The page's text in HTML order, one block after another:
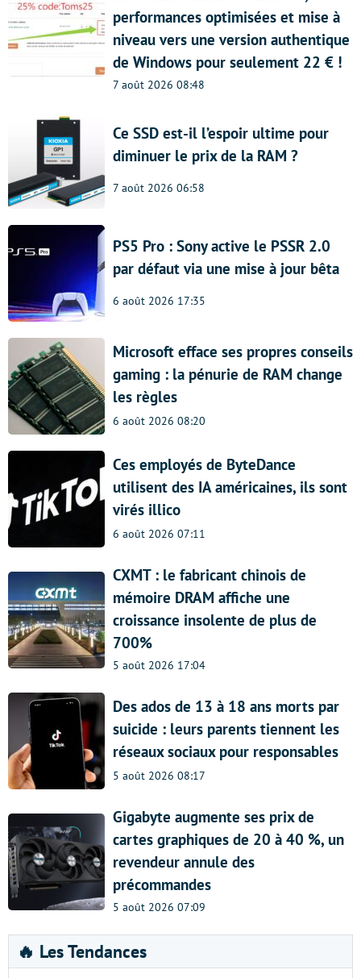
performances optimisées et mise à
niveau vers une version authentique
de Windows pour seulement 22 € !
7 août 2026 08:48
Ce SSD est-il l’espoir ultime pour
diminuer le prix de la RAM ?
7 août 2026 06:58
PS5 Pro : Sony active le PSSR 2.0
par défaut via une mise à jour bêta
6 août 2026 17:35
Microsoft efface ses propres conseils
gaming : la pénurie de RAM change
les règles
6 août 2026 08:20
Ces employés de ByteDance
utilisent des IA américaines, ils sont
virés illico
6 août 2026 07:11
CXMT : le fabricant chinois de
mémoire DRAM affiche une
croissance insolente de plus de
700%
5 août 2026 17:04
Des ados de 13 à 18 ans morts par
suicide : leurs parents tiennent les
réseaux sociaux pour responsables
5 août 2026 08:17
Gigabyte augmente ses prix de
cartes graphiques de 20 à 40 %, un
revendeur annule des
précommandes
5 août 2026 07:09
🔥 Les Tendances